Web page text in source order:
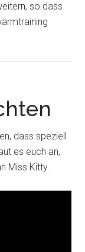
so dass
dass speziell
es euch an,
Miss Kitty.